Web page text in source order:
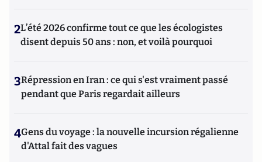
2L’été 2026 confirme tout ce que les écologistes
disent depuis 50 ans : non, et voilà pourquoi
3Répression en Iran : ce qui s'est vraiment passé
pendant que Paris regardait ailleurs
4Gens du voyage : la nouvelle incursion régalienne
d'Attal fait des vagues